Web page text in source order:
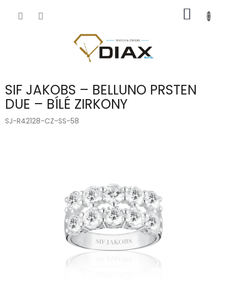
KOŠÍK
SIF JAKOBS – BELLUNO PRSTEN
DUE – BÍLÉ ZIRKONY
SJ-R42128-CZ-SS-58